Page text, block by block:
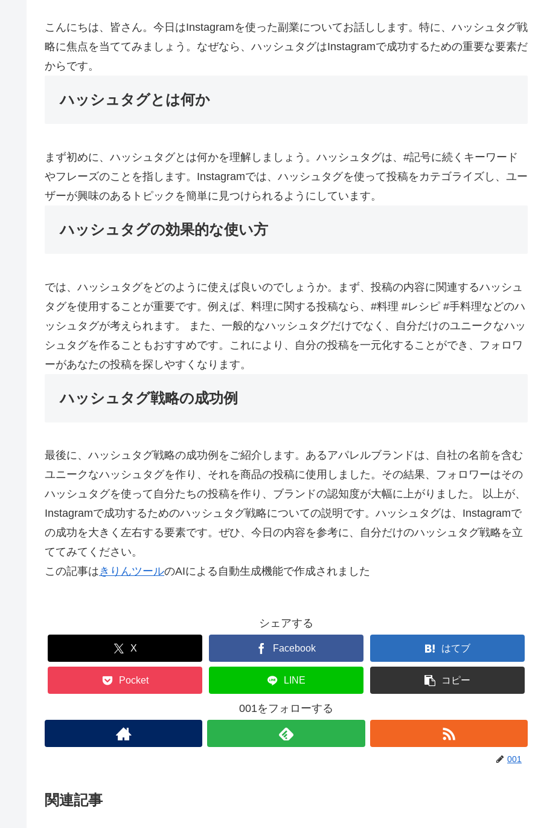
こんにちは、皆さん。今日はInstagramを使った副業についてお話しします。特に、ハッシュタグ戦
略に焦点を当ててみましょう。なぜなら、ハッシュタグはInstagramで成功するための重要な要素だ
からです。
ハッシュタグとは何か
まず初めに、ハッシュタグとは何かを理解しましょう。ハッシュタグは、#記号に続くキーワード
やフレーズのことを指します。Instagramでは、ハッシュタグを使って投稿をカテゴライズし、ユー
ザーが興味のあるトピックを簡単に見つけられるようにしています。
ハッシュタグの効果的な使い方
では、ハッシュタグをどのように使えば良いのでしょうか。まず、投稿の内容に関連するハッシュ
タグを使用することが重要です。例えば、料理に関する投稿なら、#料理 #レシピ #手料理などのハ
ッシュタグが考えられます。 また、一般的なハッシュタグだけでなく、自分だけのユニークなハッ
シュタグを作ることもおすすめです。これにより、自分の投稿を一元化することができ、フォロワ
ーがあなたの投稿を探しやすくなります。
ハッシュタグ戦略の成功例
最後に、ハッシュタグ戦略の成功例をご紹介します。あるアパレルブランドは、自社の名前を含む
ユニークなハッシュタグを作り、それを商品の投稿に使用しました。その結果、フォロワーはその
ハッシュタグを使って自分たちの投稿を作り、ブランドの認知度が大幅に上がりました。 以上が、
Instagramで成功するためのハッシュタグ戦略についての説明です。ハッシュタグは、Instagramで
の成功を大きく左右する要素です。ぜひ、今日の内容を参考に、自分だけのハッシュタグ戦略を立
ててみてください。
この記事はきりんツールのAIによる自動生成機能で作成されました
シェアする
X Facebook はてブ
Pocket LINE コピー
001をフォローする
001
関連記事